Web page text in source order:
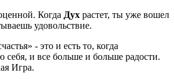
Когда Дух растет, ты уже вошел
удовольствие.
- это и есть то, когда
себя, и все больше и больше радости.
Игра.